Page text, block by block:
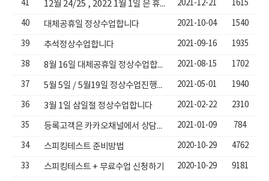
41 12월 24/25 , 2022 1월 1일 은 휴무입니다 2021-12-21 1615
40 대체공휴일 정상수업합니다 2021-10-04 1540
39 추석정상수업합니다 2021-09-16 1935
38 8월 16일 대체공휴일 정상수업합니다. 2021-08-15 1702
37 5월 5일 / 5월19일 정상수업진행됩니다. 2021-05-01 1940
36 3월 1일 삼일절 정상수업합니다 2021-02-22 2310
35 등록고객은 카카오채널에서 상담도와드립니다. 2021-01-09 784
34 스피킹테스트 준비방법 2020-10-29 4762
33 스피킹테스트 + 무료수업 신청하기 2020-10-29 9181